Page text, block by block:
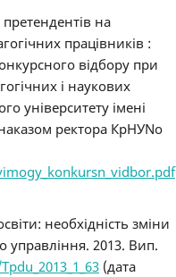
на
працівників :
відбору при
і наукових
університету імені
ректора КрНУNo
необхідність зміни
управління. 2013. Вип.
(дата